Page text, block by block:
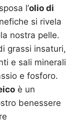
l’olio di
si rivela
nostra pelle.
grassi insaturi,
e sali minerali
e fosforo.
è un
benessere